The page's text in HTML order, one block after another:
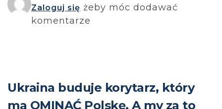
Zaloguj się żeby móc dodawać
komentarze
Ukraina buduje korytarz, który
ma OMINĄĆ Polskę. A my za to